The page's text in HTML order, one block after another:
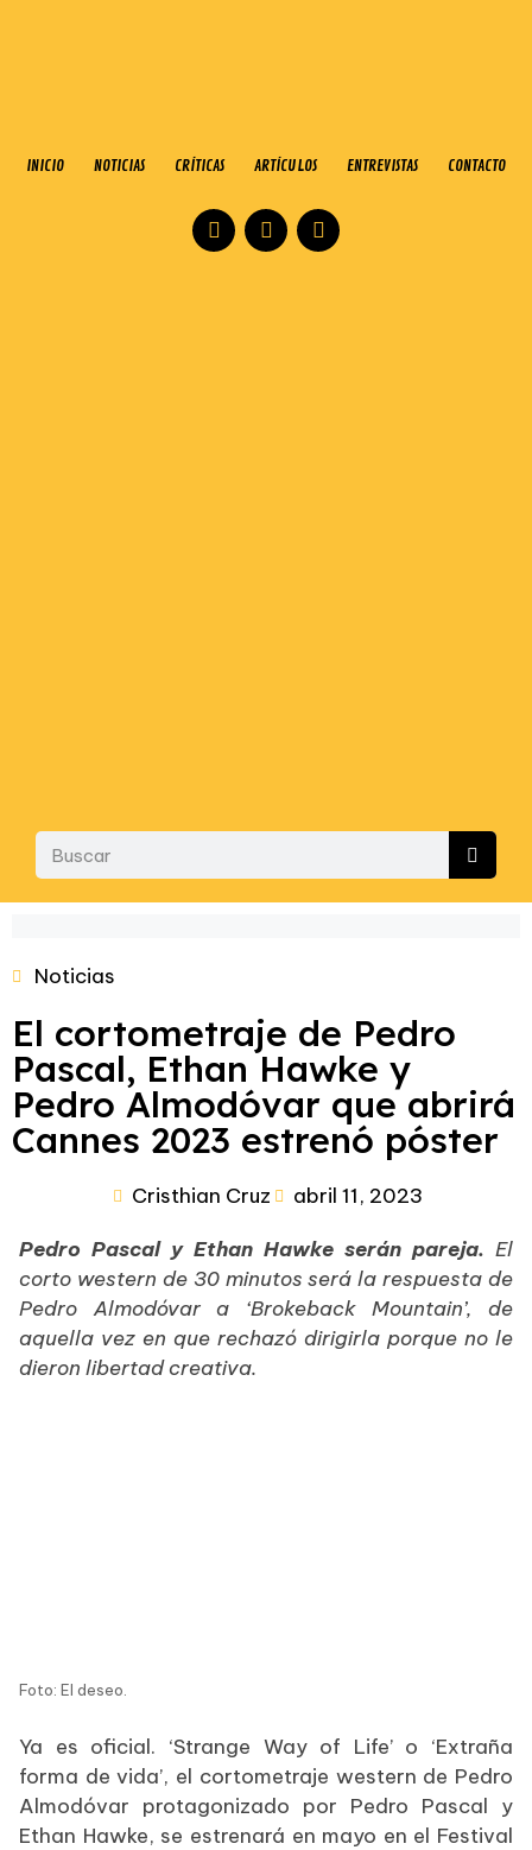
INICIO NOTICIAS CRÍTICAS ARTÍCULOS ENTREVISTAS CONTACTO
Noticias
El cortometraje de Pedro
Pascal, Ethan Hawke y
Pedro Almodóvar que abrirá
Cannes 2023 estrenó póster
Cristhian Cruz abril 11, 2023
Pedro Pascal y Ethan Hawke serán pareja. El
corto western de 30 minutos será la respuesta de
Pedro Almodóvar a ‘Brokeback Mountain’, de
aquella vez en que rechazó dirigirla porque no le
dieron libertad creativa.
Foto: El deseo.
Ya es oficial. ‘Strange Way of Life’ o ‘Extraña
forma de vida’, el cortometraje western de Pedro
Almodóvar protagonizado por Pedro Pascal y
Ethan Hawke, se estrenará en mayo en el Festival